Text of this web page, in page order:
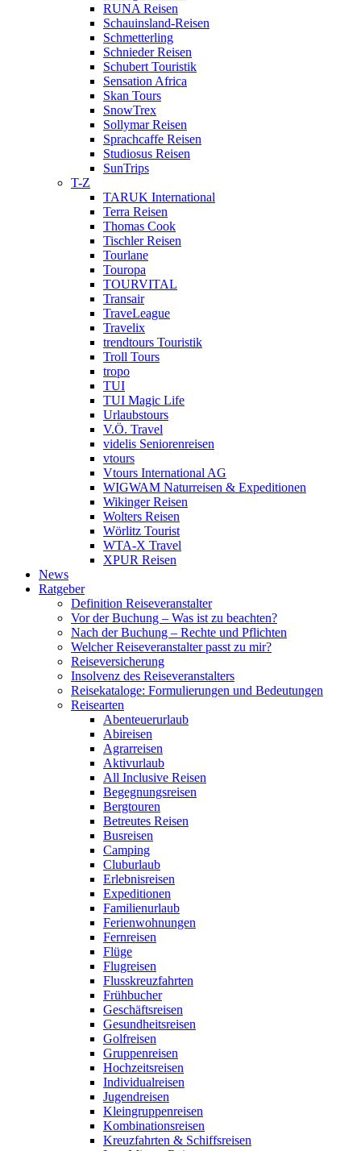
RUNA Reisen
Schauinsland-Reisen
Schmetterling
Schnieder Reisen
Schubert Touristik
Sensation Africa
Skan Tours
SnowTrex
Sollymar Reisen
Sprachcaffe Reisen
Studiosus Reisen
SunTrips
T-Z
TARUK International
Terra Reisen
Thomas Cook
Tischler Reisen
Tourlane
Touropa
TOURVITAL
Transair
TraveLeague
Travelix
trendtours Touristik
Troll Tours
tropo
TUI
TUI Magic Life
Urlaubstours
V.Ö. Travel
videlis Seniorenreisen
vtours
Vtours International AG
WIGWAM Naturreisen & Expeditionen
Wikinger Reisen
Wolters Reisen
Wörlitz Tourist
WTA-X Travel
XPUR Reisen
News
Ratgeber
Definition Reiseveranstalter
Vor der Buchung – Was ist zu beachten?
Nach der Buchung – Rechte und Pflichten
Welcher Reiseveranstalter passt zu mir?
Reiseversicherung
Insolvenz des Reiseveranstalters
Reisekataloge: Formulierungen und Bedeutungen
Reisearten
Abenteuerurlaub
Abireisen
Agrarreisen
Aktivurlaub
All Inclusive Reisen
Begegnungsreisen
Bergtouren
Betreutes Reisen
Busreisen
Camping
Cluburlaub
Erlebnisreisen
Expeditionen
Familienurlaub
Ferienwohnungen
Fernreisen
Flüge
Flugreisen
Flusskreuzfahrten
Frühbucher
Geschäftsreisen
Gesundheitsreisen
Golfreisen
Gruppenreisen
Hochzeitsreisen
Individualreisen
Jugendreisen
Kleingruppenreisen
Kombinationsreisen
Kreuzfahrten & Schiffsreisen